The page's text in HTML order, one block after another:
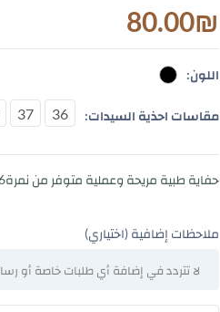
80.00₪
اللون:
مقاسات احذية السيدات: 36
37
حفاية طبية مريحة وعملية متوفر من نمرة36-41
ملاحظات إضافية (اختياري)